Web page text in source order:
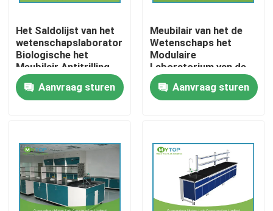
Modern Laboratoriummeubilair
Universitair Laboratoriummeubilair
Het Meubilair van het wetenschapslaboratorium
Het Meubilair van het metaallaboratorium
Het Saldolijst van het
wetenschapslaboratorium,
Biologische het
Meubilair Antitrilling
van het
Laboratoriumbureau
Aanvraag sturen
Meubilair van het de
Wetenschaps het
Modulaire
Laboratorium van de
staalstructuur, de Lijst
van het
Laboratoriumeiland
Aanvraag sturen